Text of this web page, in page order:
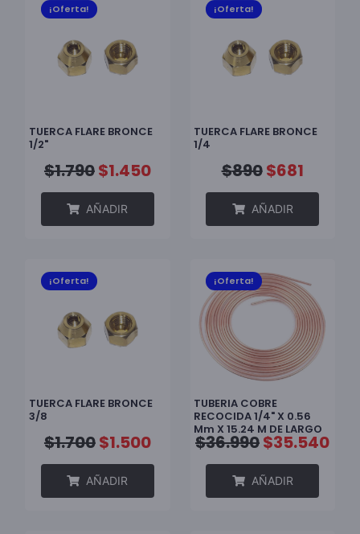
TUERCA FLARE BRONCE
1/2"
¡Oferta!
$1.790$1.450
AÑADIR
TUERCA FLARE BRONCE
1/4
¡Oferta!
$890$681
AÑADIR
TUERCA FLARE BRONCE
3/8
¡Oferta!
$1.700$1.500
AÑADIR
TUBERIA COBRE
RECOCIDA 1/4" X 0.56
Mm X 15.24 M DE LARGO
¡Oferta!
$36.990$35.540
AÑADIR